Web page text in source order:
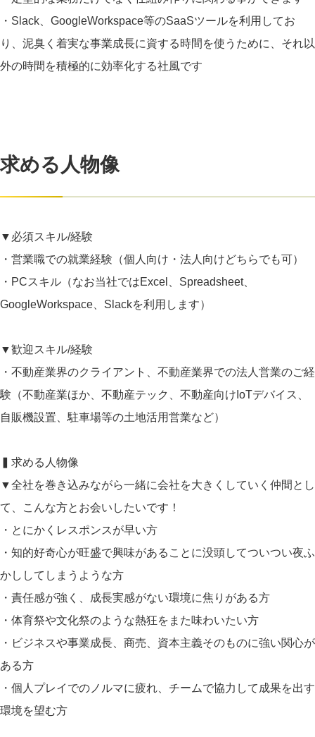
・Slack、GoogleWorkspace等のSaaSツールを利用してお
り、泥臭く着実な事業成長に資する時間を使うために、それ以
外の時間を積極的に効率化する社風です
求める人物像
▼必須スキル/経験
・営業職での就業経験（個人向け・法人向けどちらでも可）
・PCスキル（なお当社ではExcel、Spreadsheet、
GoogleWorkspace、Slackを利用します）
▼歓迎スキル/経験
・不動産業界のクライアント、不動産業界での法人営業のご経
験（不動産業ほか、不動産テック、不動産向けIoTデバイス、
自販機設置、駐車場等の土地活用営業など）
▍求める人物像
▼全社を巻き込みながら一緒に会社を大きくしていく仲間とし
て、こんな方とお会いしたいです！
・とにかくレスポンスが早い方
・知的好奇心が旺盛で興味があることに没頭してついつい夜ふ
かししてしまうような方
・責任感が強く、成長実感がない環境に焦りがある方
・体育祭や文化祭のような熱狂をまた味わいたい方
・ビジネスや事業成長、商売、資本主義そのものに強い関心が
ある方
・個人プレイでのノルマに疲れ、チームで協力して成果を出す
環境を望む方